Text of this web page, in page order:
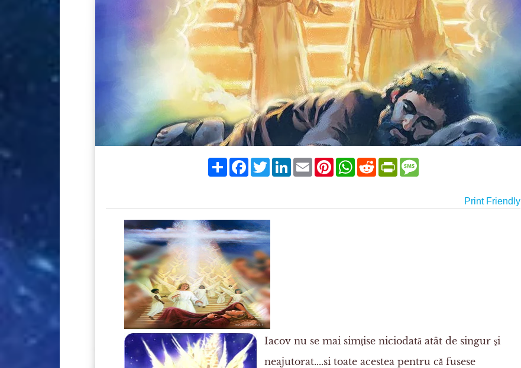
ShareFacebook
TwitterLinkedIn
EmailPinterestWhatsApp
RedditPrintFriendly
Message
Print Friendly
Iacov nu se mai simţise niciodată atât de singur şi
neajutorat....si toate acestea pentru că fusese